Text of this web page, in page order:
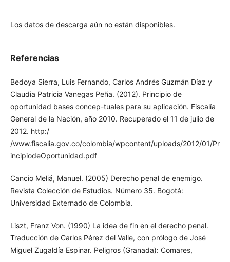
Referencias
Bedoya Sierra, Luis Fernando, Carlos Andrés Guzmán Díaz y
Claudia Patricia Vanegas Peña. (2012). Principio de
oportunidad bases concep-tuales para su aplicación.
Fiscalía General de la Nación, año 2010. Recuperado el 11
de julio de 2012. http:/
PrincipiodeOportunidad.pdf
Cancio Meliá, Manuel. (2005) Derecho penal de enemigo.
Universidad Externado de Colombia.
Liszt, Franz Von. (1990) La idea de fin en el derecho penal.